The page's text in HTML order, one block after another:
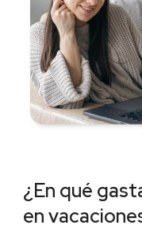
¿En qué
en